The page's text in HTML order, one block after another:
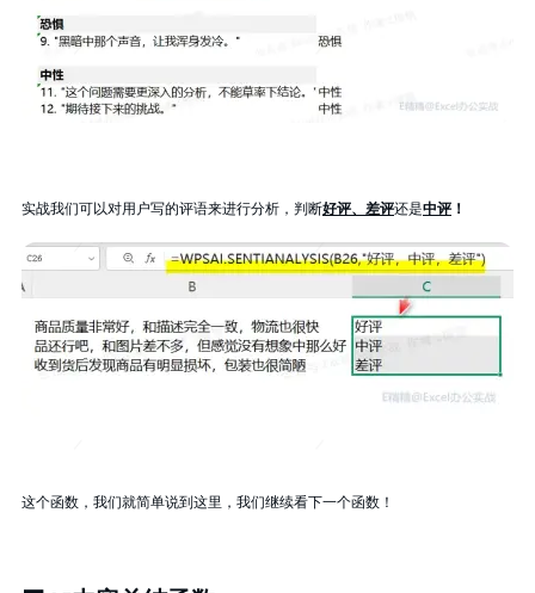
实战我们可以对用户写的评语来进行分析，判断好评、差评还是中评 ！
这个函数，我们就简单说到这里，我们继续看下一个函数！